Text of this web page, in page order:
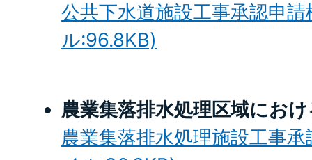
公共下水道施設工事承認申
ル:96.8KB)
農業集落排水処理区域にお
農業集落排水処理施設工事